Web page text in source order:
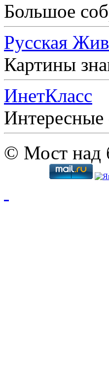
Большое
Русская
Картины
ИнетКласс
© Мост над